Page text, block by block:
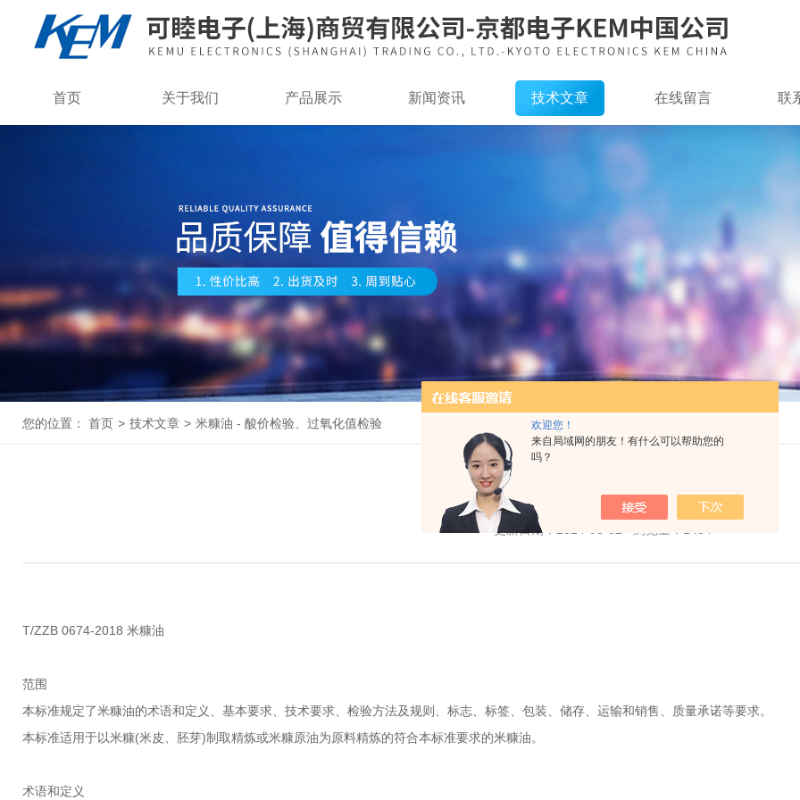
欢迎您！
来自局域网的朋友！有什么可以帮助您的
吗？
首页 关于我们 产品展示 新闻资讯 技术文章 在线留言 联
您的位置： 首页 > 技术文章 > 米糠油 - 酸价检验、过氧化值检验
米糠油 - 酸价检验、过氧化值检验
更新日期：2024-03-02 浏览量：1484
T/ZZB 0674-2018 米糠油
范围
本标准规定了米糠油的术语和定义、基本要求、技术要求、检验方法及规则、标志、标签、包装、储存、运输和销售、质量承诺等要求。
本标准适用于以米糠(米皮、胚芽)制取精炼或米糠原油为原料精炼的符合本标准要求的米糠油。
术语和定义